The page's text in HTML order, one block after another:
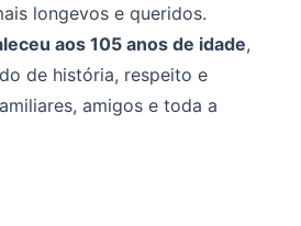
longevos e queridos.
aos 105 anos de idade,
de história, respeito e
amigos e toda a